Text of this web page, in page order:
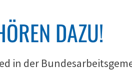
DAZU!
in der